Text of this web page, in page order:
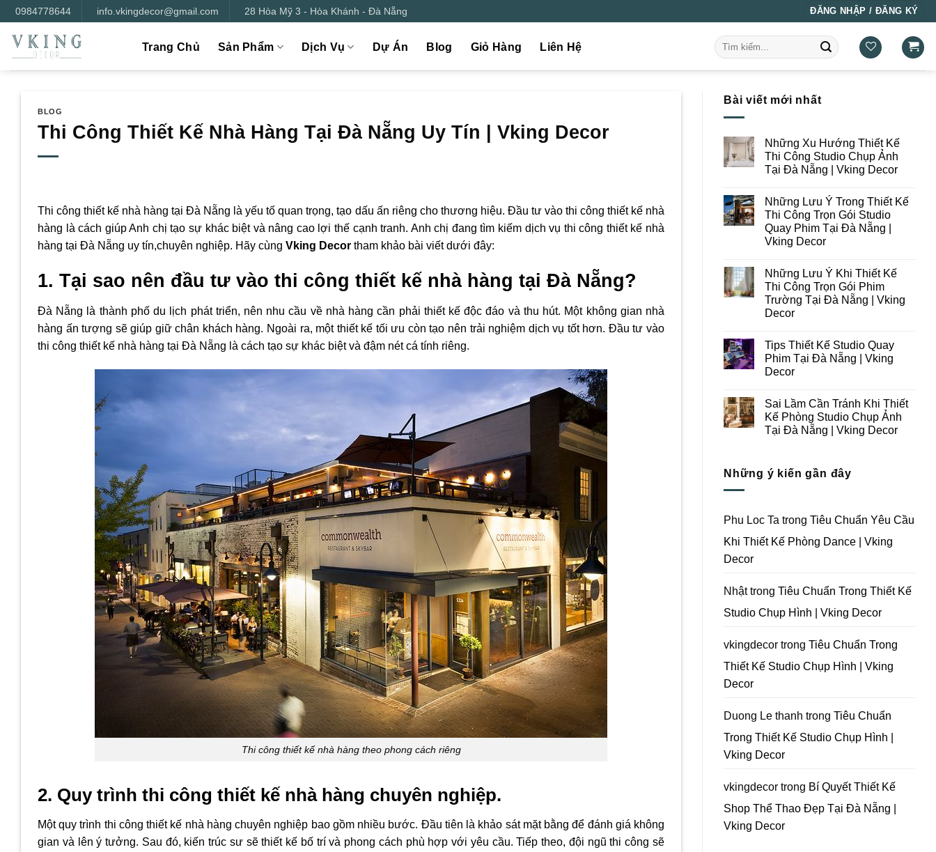
qua
nội
dung
0984778644 info.vkingdecor@gmail.com 28 Hòa Mỹ 3 - Hòa Khánh - Đà Nẵng ĐĂNG NHẬP / ĐĂNG KÝ
Trang Chủ Sản Phẩm Dịch Vụ Dự Án Blog Giỏ Hàng Liên Hệ
Tìm
kiếm:
BLOG
Thi Công Thiết Kế Nhà Hàng Tại Đà Nẵng Uy Tín | Vking Decor
Thi công thiết kế nhà hàng tại Đà Nẵng là yếu tố quan trọng, tạo dấu ấn riêng cho thương hiệu. Đầu tư vào thi công thiết kế nhà
hàng là cách giúp Anh chị tạo sự khác biệt và nâng cao lợi thế cạnh tranh. Anh chị đang tìm kiếm dịch vụ thi công thiết kế nhà
hàng tại Đà Nẵng uy tín,chuyên nghiệp. Hãy cùng Vking Decor tham khảo bài viết dưới đây:
1. Tại sao nên đầu tư vào thi công thiết kế nhà hàng tại Đà Nẵng?
Đà Nẵng là thành phố du lịch phát triển, nên nhu cầu về nhà hàng cần phải thiết kế độc đáo và thu hút. Một không gian nhà
hàng ấn tượng sẽ giúp giữ chân khách hàng. Ngoài ra, một thiết kế tối ưu còn tạo nên trải nghiệm dịch vụ tốt hơn. Đầu tư vào
thi công thiết kế nhà hàng tại Đà Nẵng là cách tạo sự khác biệt và đậm nét cá tính riêng.
Thi công thiết kế nhà hàng theo phong cách riêng
2. Quy trình thi công thiết kế nhà hàng chuyên nghiệp.
Một quy trình thi công thiết kế nhà hàng chuyên nghiệp bao gồm nhiều bước. Đầu tiên là khảo sát mặt bằng để đánh giá không
gian và lên ý tưởng. Sau đó, kiến trúc sư sẽ thiết kế bố trí và phong cách phù hợp với yêu cầu. Tiếp theo, đội ngũ thi công sẽ
Bài viết mới nhất
Những Xu Hướng Thiết Kế
Thi Công Studio Chụp Ảnh
Tại Đà Nẵng | Vking Decor
bình
luận
ở
Những
Xu
Hướng
Thi
Công
Studio
Chụp
Ảnh
Tại
Vking
Decor
Những Lưu Ý Trong Thiết Kế
Thi Công Trọn Gói Studio
Quay Phim Tại Đà Nẵng |
Vking Decor
bình
luận
ở
Những
Lưu
Ý
Kế
Thi
Công
Trọn
Quay
Phim
Tại
Đà
Nẵng
Những Lưu Ý Khi Thiết Kế
Thi Công Trọn Gói Phim
Trường Tại Đà Nẵng | Vking
Decor
bình
luận
ở
Những
Khi
Thiết
Kế
Thi
Công
Trường
Tại
Vking
Decor
Tips Thiết Kế Studio Quay
Phim Tại Đà Nẵng | Vking
Decor
bình
luận
ở
Tips
Quay
Phim
Vking
Sai Lầm Cần Tránh Khi Thiết
Kế Phòng Studio Chụp Ảnh
Tại Đà Nẵng | Vking Decor
luận
ở
Tránh
Khi
Kế
Tại
Đà
Nẵng
|
Những ý kiến gần đây
Phu Loc Ta trong Tiêu Chuẩn Yêu Cầu
Khi Thiết Kế Phòng Dance | Vking
Decor
Nhậttrong Tiêu Chuẩn Trong Thiết Kế
Studio Chụp Hình | Vking Decor
vkingdecor trong Tiêu Chuẩn Trong
Thiết Kế Studio Chụp Hình | Vking
Decor
Duong Le thanh trong Tiêu Chuẩn
Trong Thiết Kế Studio Chụp Hình |
Vking Decor
vkingdecor trong Bí Quyết Thiết Kế
Shop Thể Thao Đẹp Tại Đà Nẵng |
Vking Decor